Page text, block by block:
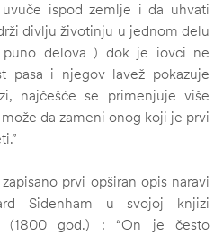
ispod zemlje i da uhvati
divlju životinju u jednom delu
puno delova ) dok je iovci ne
pasa i njegov lavež pokazuje
najčešće se primenjuje više
da zameni onog koji je prvi
prvi opširan opis naravi
Sidenham u svojoj knjizi
(1800 god.) : “On je često